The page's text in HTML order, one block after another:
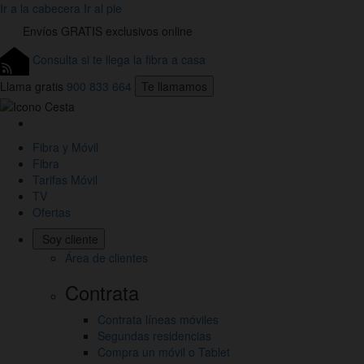
Ir a la cabecera Ir al pie
Envíos GRATIS exclusivos online
Consulta si te llega la fibra a casa
Llama gratis 900 833 664 Te llamamos
Home
de
Jazztel
Fibra y Móvil
Fibra
Tarifas Móvil
TV
Ofertas
Soy cliente
Área de clientes
Contrata
Contrata líneas móviles
Segundas residencias
Compra un móvil o Tablet